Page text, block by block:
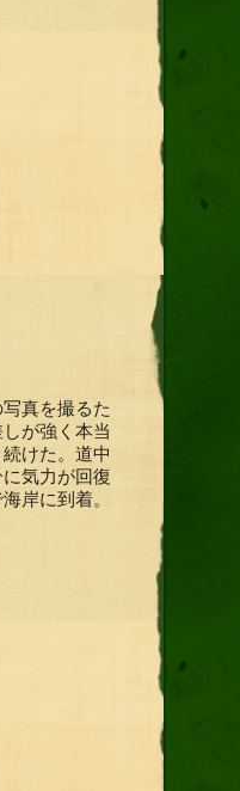
真を撮るた
が強く本当
けた。道中
気力が回復
岸に到着。